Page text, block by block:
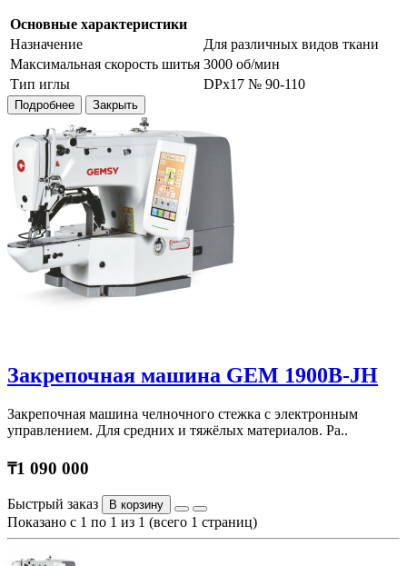
Основные характеристики
Назначение
Для различных видов ткани
Максимальная скорость шитья 3000 об/мин
Тип иглы
DPx17 № 90-110
Подробнее Закрыть
Закрепочная машина GEM 1900B-JH
Закрепочная машина челночного стежка с электронным
управлением. Для средних и тяжёлых материалов. Ра..
₸1 090 000
Быстрый заказ В корзину
Показано с 1 по 1 из 1 (всего 1 страниц)